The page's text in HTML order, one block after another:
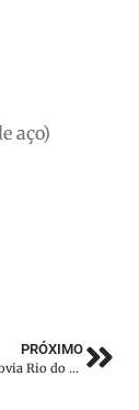
aço)
PRÓXIMO
Caminhoneiro de 64 anos morre em acidente na rodovia Rio do Meio, em Itajaí